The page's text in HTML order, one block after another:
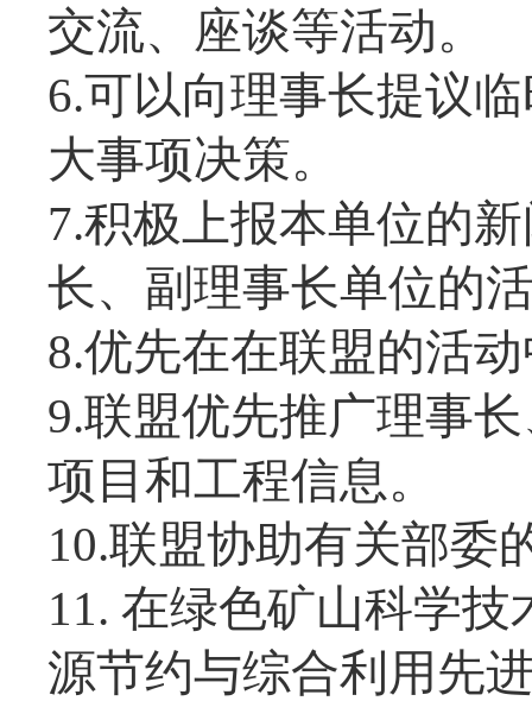
交流、座谈等活动。
6.可以向理事长提议
大事项决策。
7.积极上报本单位的
长、副理事长单位的
8.优先在在联盟的活
9.联盟优先推广理事
项目和工程信息。
10.联盟协助有关部委
11. 在绿色矿山科学
源节约与综合利用先